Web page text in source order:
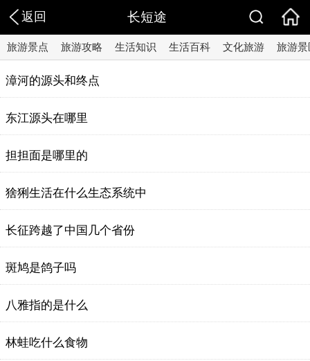
返回 长短途
旅游景点 旅游攻略 生活知识 生活百科 文化旅游 旅游景
漳河的源头和终点
东江源头在哪里
担担面是哪里的
猞猁生活在什么生态系统中
长征跨越了中国几个省份
斑鸠是鸽子吗
八雅指的是什么
林蛙吃什么食物